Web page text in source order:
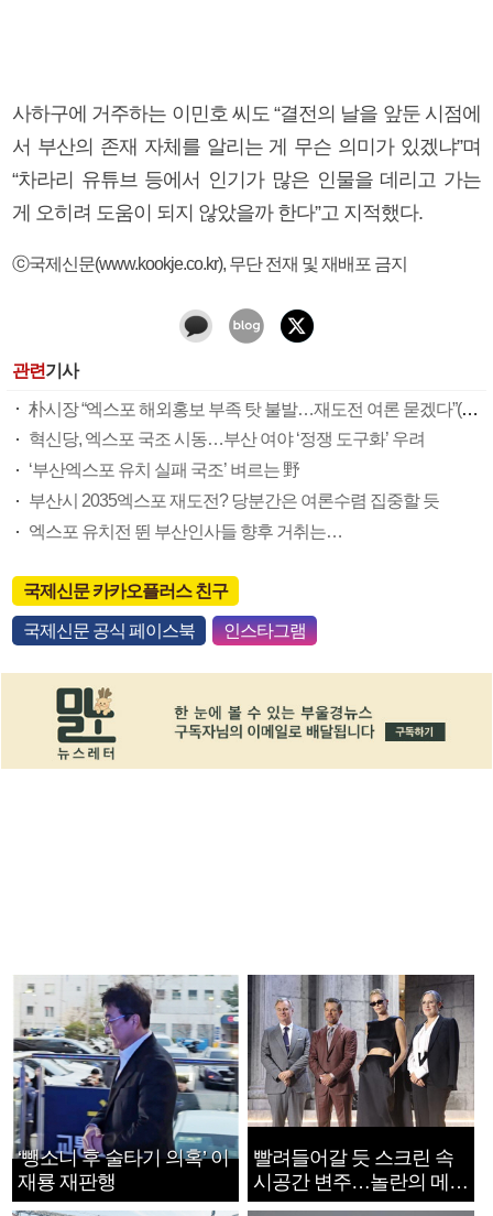
사하구에 거주하는 이민호 씨도 “결전의 날을 앞둔 시점에
서 부산의 존재 자체를 알리는 게 무슨 의미가 있겠냐”며
“차라리 유튜브 등에서 인기가 많은 인물을 데리고 가는
게 오히려 도움이 되지 않았을까 한다”고 지적했다.
ⓒ국제신문(www.kookje.co.kr), 무단 전재 및 재배포 금지
관련기사
朴시장 “엑스포 해외홍보 부족 탓 불발…재도전 여론 묻겠다”(종합)
혁신당, 엑스포 국조 시동…부산 여야 ‘정쟁 도구화’ 우려
‘부산엑스포 유치 실패 국조’ 벼르는 野
부산시 2035엑스포 재도전? 당분간은 여론수렴 집중할 듯
엑스포 유치전 뛴 부산인사들 향후 거취는…
국제신문 카카오플러스 친구
국제신문 공식 페이스북 인스타그램
‘뺑소니 후 술타기 의혹’ 이
재룡 재판행
빨려들어갈 듯 스크린 속
시공간 변주…놀란의 메시
지는 ‘전쟁 속죄’